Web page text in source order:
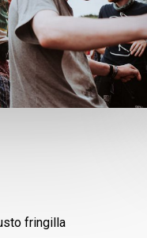
fringilla